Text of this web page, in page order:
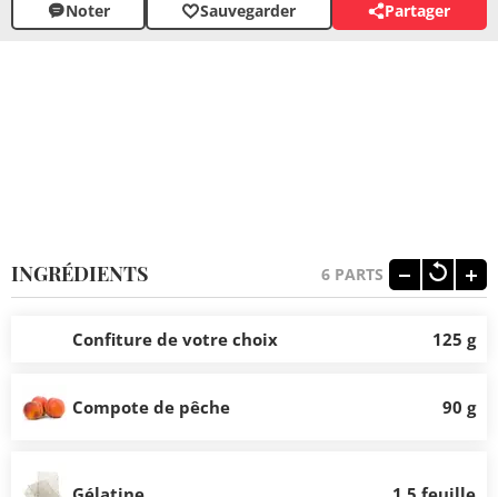
Noter Sauvegarder Partager
INGRÉDIENTS 6 PARTS
Confiture de votre choix 125 g
Compote de pêche 90 g